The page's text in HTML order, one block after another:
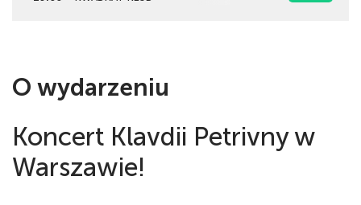
O wydarzeniu
Koncert Klavdii Petrivny w
Warszawie!